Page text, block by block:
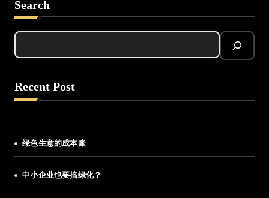
Search
Recent Post
绿色生意的成本账
中小企业也要搞绿化？